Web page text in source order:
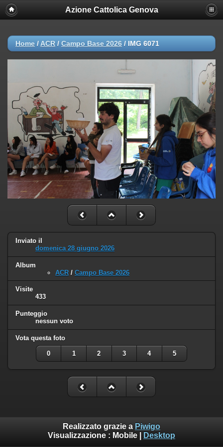
Azione Cattolica Genova
Home / ACR / Campo Base 2026 / IMG 6071
Inviato il
domenica 28 giugno 2026
Album
ACR / Campo Base 2026
Visite
433
Punteggio
nessun voto
Vota questa foto
0 1 2 3 4 5
Realizzato grazie a Piwigo
Visualizzazione : Mobile Desktop